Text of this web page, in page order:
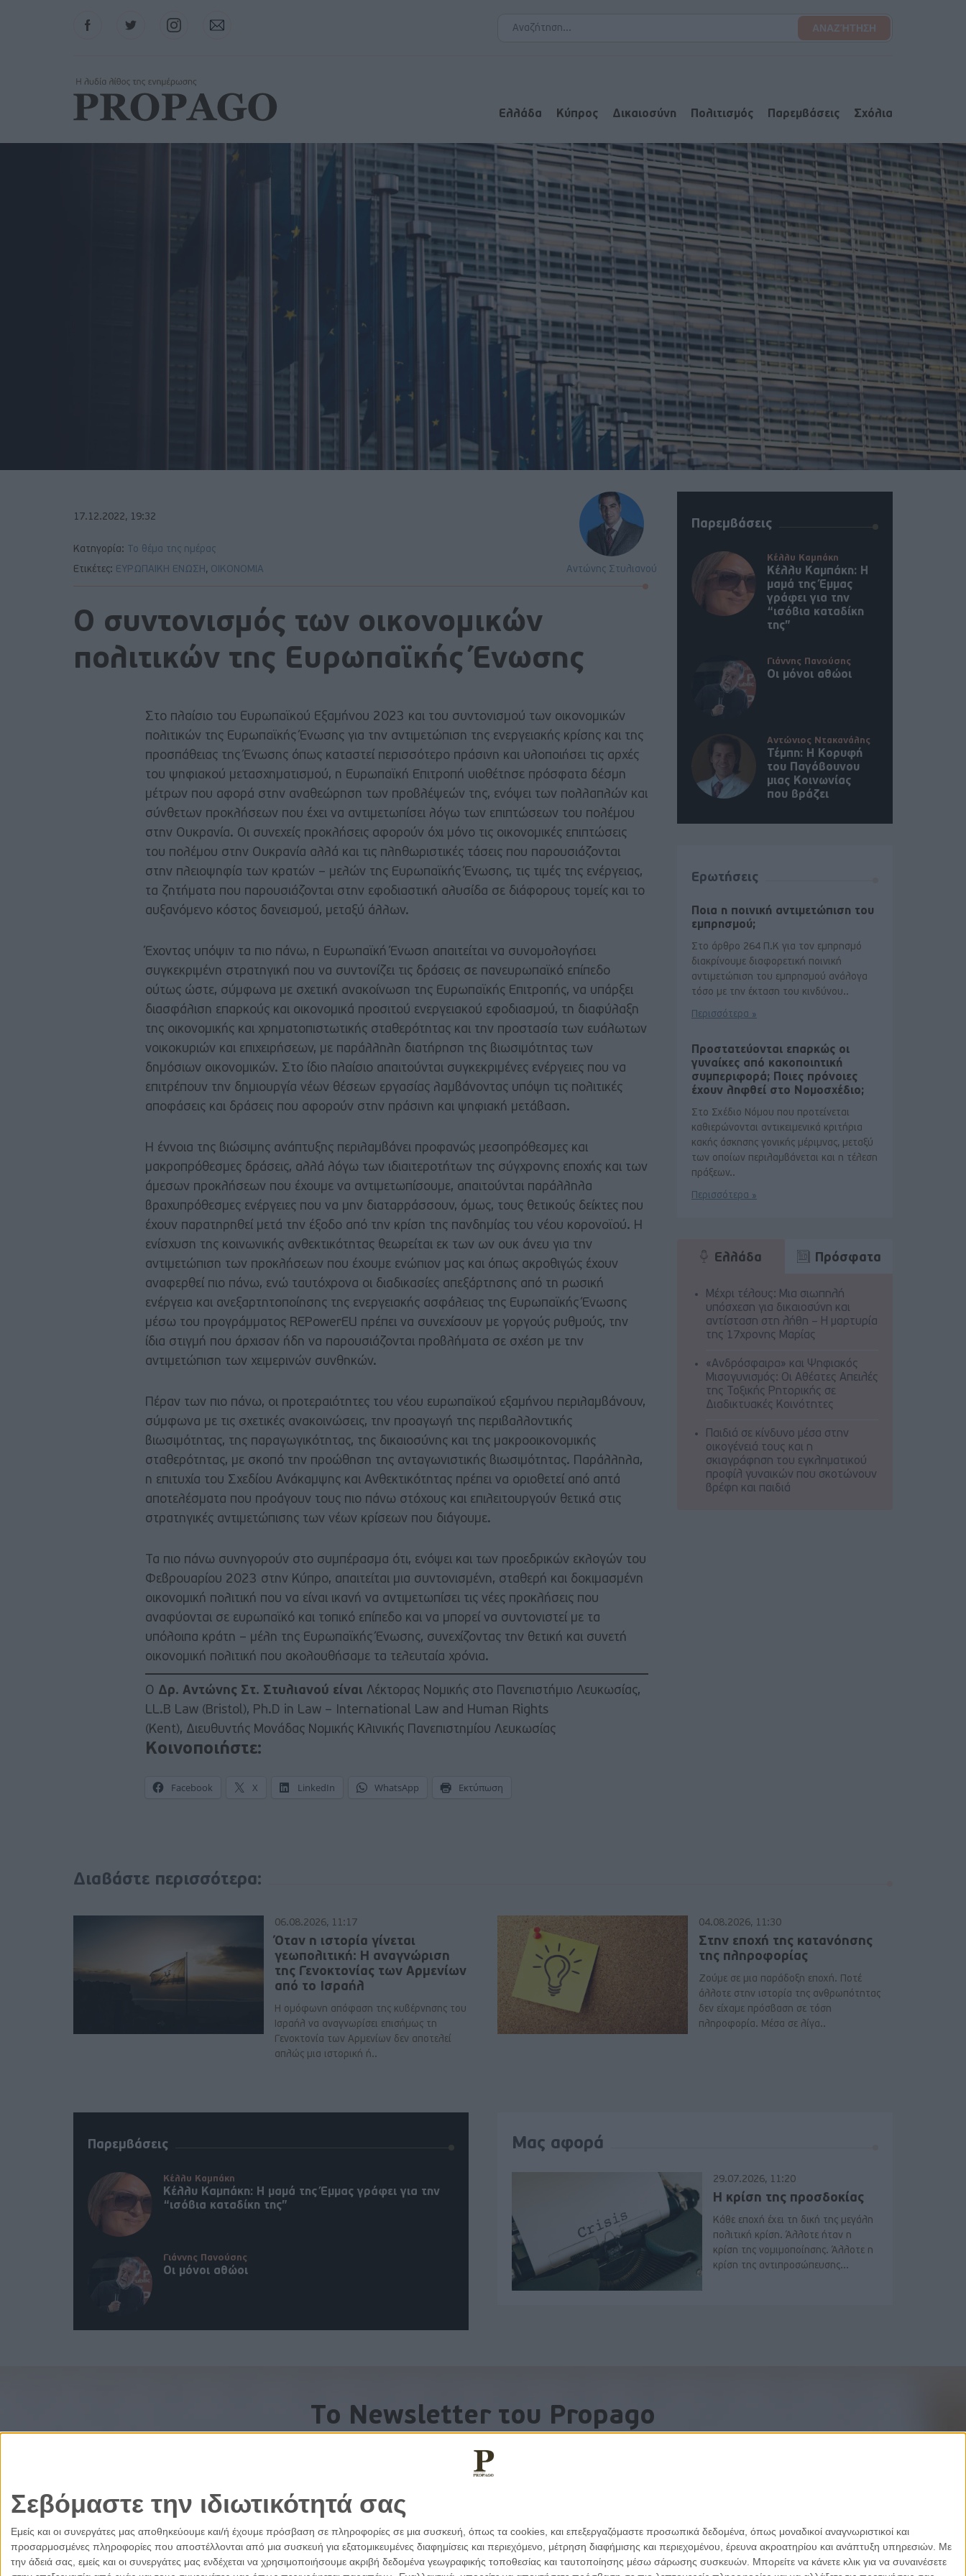
Σεβόμαστε την ιδιωτικότητά σας
Εμείς και οι συνεργάτες μας αποθηκεύουμε και/ή έχουμε πρόσβαση σε πληροφορίες σε μια συσκευή, όπως τα cookies, και επεξεργαζόμαστε προσωπικά δεδομένα, όπως μοναδικοί αναγνωριστικοί και
προσαρμοσμένες πληροφορίες που αποστέλλονται από μια συσκευή για εξατομικευμένες διαφημίσεις και περιεχόμενο, μέτρηση διαφήμισης και περιεχομένου, έρευνα ακροατηρίου και ανάπτυξη υπηρεσιών. Με
την άδειά σας, εμείς και οι συνεργάτες μας ενδέχεται να χρησιμοποιήσουμε ακριβή δεδομένα γεωγραφικής τοποθεσίας και ταυτοποίησης μέσω σάρωσης συσκευών. Μπορείτε να κάνετε κλικ για να συναινέσετε
FacebookTwitter InstagramContact
Ελλάδα Κύπρος Δικαιοσύνη Πολιτισμός Παρεμβάσεις Σχόλια
17.12.2022, 19:32
Κατηγορία:
Το θέμα της ημέρας
Ετικέτες: ΕΥΡΩΠΑΙΚΗ ΕΝΩΣΗ , ΟΙΚΟΝΟΜΙΑ Αντώνης Στυλιανού
Ο συντονισμός των οικονομικών
πολιτικών της Ευρωπαϊκής Ένωσης
Στο πλαίσιο του Ευρωπαϊκού Εξαμήνου 2023 και του συντονισμού των οικονομικών
πολιτικών της Ευρωπαϊκής Ένωσης για την αντιμετώπιση της ενεργειακής κρίσης και της
προσπάθειας της Ένωσης όπως καταστεί περισσότερο πράσινη και υλοποιήσει τις αρχές
του ψηφιακού μετασχηματισμού, η Ευρωπαϊκή Επιτροπή υιοθέτησε πρόσφατα δέσμη
μέτρων που αφορά στην αναθεώρηση των προβλέψεών της, ενόψει των πολλαπλών και
σύνθετων προκλήσεων που έχει να αντιμετωπίσει λόγω των επιπτώσεων του πολέμου
στην Ουκρανία. Οι συνεχείς προκλήσεις αφορούν όχι μόνο τις οικονομικές επιπτώσεις
του πολέμου στην Ουκρανία αλλά και τις πληθωριστικές τάσεις που παρουσιάζονται
στην πλειοψηφία των κρατών – μελών της Ευρωπαϊκής Ένωσης, τις τιμές της ενέργειας,
τα ζητήματα που παρουσιάζονται στην εφοδιαστική αλυσίδα σε διάφορους τομείς και το
αυξανόμενο κόστος δανεισμού, μεταξύ άλλων.
Έχοντας υπόψιν τα πιο πάνω, η Ευρωπαϊκή Ένωση απαιτείται να συνομολογήσει
συγκεκριμένη στρατηγική που να συντονίζει τις δράσεις σε πανευρωπαϊκό επίπεδο
ούτως ώστε, σύμφωνα με σχετική ανακοίνωση της Ευρωπαϊκής Επιτροπής, να υπάρξει
διασφάλιση επαρκούς και οικονομικά προσιτού ενεργειακού εφοδιασμού, τη διαφύλαξη
της οικονομικής και χρηματοπιστωτικής σταθερότητας και την προστασία των ευάλωτων
νοικοκυριών και επιχειρήσεων, με παράλληλη διατήρηση της βιωσιμότητας των
δημόσιων οικονομικών. Στο ίδιο πλαίσιο απαιτούνται συγκεκριμένες ενέργειες που να
επιτρέπουν την δημιουργία νέων θέσεων εργασίας λαμβάνοντας υπόψη τις πολιτικές
αποφάσεις και δράσεις που αφορούν στην πράσινη και ψηφιακή μετάβαση.
Η έννοια της βιώσιμης ανάπτυξης περιλαμβάνει προφανώς μεσοπρόθεσμες και
μακροπρόθεσμες δράσεις, αλλά λόγω των ιδιαιτεροτήτων της σύγχρονης εποχής και των
άμεσων προκλήσεων που έχουμε να αντιμετωπίσουμε, απαιτούνται παράλληλα
βραχυπρόθεσμες ενέργειες που να μην διαταρράσσουν, όμως, τους θετικούς δείκτες που
έχουν παρατηρηθεί μετά την έξοδο από την κρίση της πανδημίας του νέου κορονοϊού. Η
ενίσχυση της κοινωνικής ανθεκτικότητας θεωρείται εκ των ων ουκ άνευ για την
αντιμετώπιση των προκλήσεων που έχουμε ενώπιον μας και όπως ακροθιγώς έχουν
αναφερθεί πιο πάνω, ενώ ταυτόχρονα οι διαδικασίες απεξάρτησης από τη ρωσική
ενέργεια και ανεξαρτητοποίησης της ενεργειακής ασφάλειας της Ευρωπαϊκής Ένωσης
μέσω του προγράμματος REPowerEU πρέπει να συνεχίσουν με γοργούς ρυθμούς, την
ίδια στιγμή που άρχισαν ήδη να παρουσιάζονται προβλήματα σε σχέση με την
αντιμετώπιση των χειμερινών συνθηκών.
Πέραν των πιο πάνω, οι προτεραιότητες του νέου ευρωπαϊκού εξαμήνου περιλαμβάνουν,
σύμφωνα με τις σχετικές ανακοινώσεις, την προαγωγή της περιβαλλοντικής
βιωσιμότητας, της παραγωγικότητας, της δικαιοσύνης και της μακροοικονομικής
σταθερότητας, με σκοπό την προώθηση της ανταγωνιστικής βιωσιμότητας. Παράλληλα,
η επιτυχία του Σχεδίου Ανάκαμψης και Ανθεκτικότητας πρέπει να οριοθετεί από απτά
αποτελέσματα που προάγουν τους πιο πάνω στόχους και επιλειτουργούν θετικά στις
στρατηγικές αντιμετώπισης των νέων κρίσεων που διάγουμε.
Τα πιο πάνω συνηγορούν στο συμπέρασμα ότι, ενόψει και των προεδρικών εκλογών του
Φεβρουαρίου 2023 στην Κύπρο, απαιτείται μια συντονισμένη, σταθερή και δοκιμασμένη
οικονομική πολιτική που να είναι ικανή να αντιμετωπίσει τις νέες προκλήσεις που
αναφύονται σε ευρωπαϊκό και τοπικό επίπεδο και να μπορεί να συντονιστεί με τα
υπόλοιπα κράτη – μέλη της Ευρωπαϊκής Ένωσης, συνεχίζοντας την θετική και συνετή
οικονομική πολιτική που ακολουθήσαμε τα τελευταία χρόνια.
Ο Δρ. Αντώνης Στ. Στυλιανού είναι Λέκτορας Νομικής στο Πανεπιστήμιο Λευκωσίας,
LL.B Law (Bristol), Ph.D in Law – International Law and Human Rights
(Kent), Διευθυντής Μονάδας Νομικής Κλινικής Πανεπιστημίου Λευκωσίας
Κοινοποιήστε:
Facebook X LinkedIn WhatsApp Εκτύπωση
Παρεμβάσεις
Κέλλυ Καμπάκη
Κέλλυ Καμπάκη: Η
μαμά της Έμμας
γράφει για την
“ισόβια καταδίκη
της”
Γιάννης Πανούσης
Οι μόνοι αθώοι
Αντώνιος Ντακανάλης
Τέμπη: Η Κορυφή
του Παγόβουνου
μιας Κοινωνίας
που βράζει
Ερωτήσεις
Ποια η ποινική αντιμετώπιση του
εμπρησμού;
Στο άρθρο 264 Π.Κ για τον εμπρησμό
διακρίνουμε διαφορετική ποινική
αντιμετώπιση του εμπρησμού ανάλογα
τόσο με την έκταση του κινδύνου..
Περισσότερα »
Προστατεύονται επαρκώς οι
γυναίκες από κακοποιητική
συμπεριφορά; Ποιες πρόνοιες
έχουν ληφθεί στο Νομοσχέδιο;
Στο Σχέδιο Νόμου που προτείνεται
καθιερώνονται αντικειμενικά κριτήρια
κακής άσκησης γονικής μέριμνας, μεταξύ
των οποίων περιλαμβάνεται και η τέλεση
πράξεων..
Περισσότερα »
Ελλάδα Πρόσφατα
Μέχρι τέλους: Μια σιωπηλή
υπόσχεση για δικαιοσύνη και
αντίσταση στη λήθη – Η μαρτυρία
της 17χρονης Μαρίας
«Ανδρόσφαιρα» και Ψηφιακός
Μισογυνισμός: Οι Αθέατες Απειλές
της Τοξικής Ρητορικής σε
Διαδικτυακές Κοινότητες
Παιδιά σε κίνδυνο μέσα στην
οικογένειά τους και η
σκιαγράφηση του εγκληματικού
προφίλ γυναικών που σκοτώνουν
βρέφη και παιδιά
Διαβάστε περισσότερα:
06.08.2026, 11:17
Όταν η ιστορία γίνεται
γεωπολιτική: Η αναγνώριση
της Γενοκτονίας των Αρμενίων
από το Ισραήλ
Η ομόφωνη απόφαση της κυβέρνησης του
Ισραήλ να αναγνωρίσει επισήμως τη
Γενοκτονία των Αρμενίων δεν αποτελεί
απλώς μια ιστορική ή..
04.08.2026, 11:30
Στην εποχή της κατανόησης
της πληροφορίας
Ζούμε σε μια παράδοξη εποχή. Ποτέ
άλλοτε στην ιστορία της ανθρωπότητας
δεν είχαμε πρόσβαση σε τόση
πληροφορία. Μέσα σε λίγα..
Παρεμβάσεις
Κέλλυ Καμπάκη
Κέλλυ Καμπάκη: Η μαμά της Έμμας γράφει για την
“ισόβια καταδίκη της”
Γιάννης Πανούσης
Οι μόνοι αθώοι
Μας αφορά
29.07.2026, 11:20
Η κρίση της προσδοκίας
Κάθε εποχή έχει τη δική της μεγάλη
πολιτική κρίση. Άλλοτε ήταν η
κρίση της νομιμοποίησης. Άλλοτε η
κρίση της αντιπροσώπευσης...
To Newsletter του Propago
Λάβετε την ανάλυση της ημέρας στο email σας